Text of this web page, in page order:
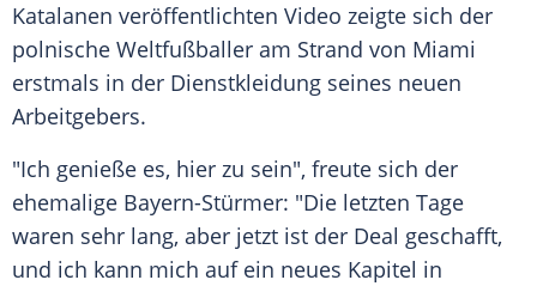
Katalanen veröffentlichten Video zeigte sich der
polnische Weltfußballer am Strand von Miami
erstmals in der Dienstkleidung seines neuen
Arbeitgebers.
"Ich genieße es, hier zu sein", freute sich der
ehemalige Bayern-Stürmer: "Die letzten Tage
waren sehr lang, aber jetzt ist der Deal geschafft,
und ich kann mich auf ein neues Kapitel in